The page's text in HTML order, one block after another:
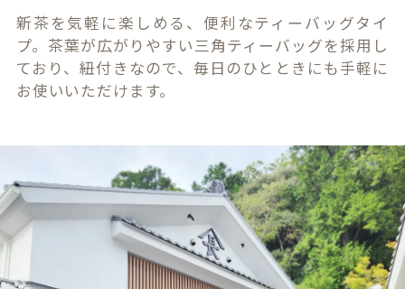
新茶を気軽に楽しめる、便利なティーバッグタイ
プ。茶葉が広がりやすい三角ティーバッグを採用し
ており、紐付きなので、毎日のひとときにも手軽に
お使いいただけます。